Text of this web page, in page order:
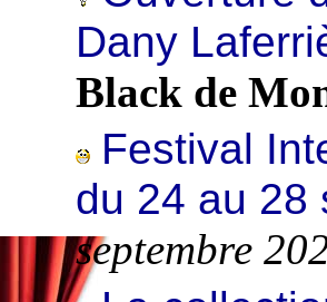
Dany
Black de
Festival
du 24 au 28
septembre